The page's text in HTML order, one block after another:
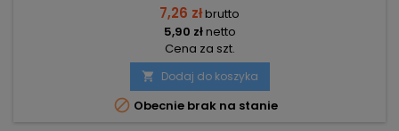
7,26 złbrutto
5,90 złnetto
Cena za szt.
 Dodaj do koszyka
 Obecnie brak na stanie